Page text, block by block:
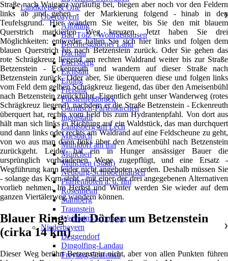
Straße nach Waiganz vorläufig bei, biegen aber noch vor den Feldern
links ab und gehen - der Markierung folgend - hinab in den
Teufelsgrund. Hier wandern Sie weiter, bis Sie den mit blauem
Querstrich markierten Weg kreuzen. Jetzt haben Sie drei
Möglichkeiten: entweder halten Sie sich hier links und folgen dem
blauen Querstrich bis nach Betzenstein zurück. Oder Sie gehen das
rote Schrägkreuz liegend am rechten Waldrand weiter bis zur Straße
Betzenstein - Eckenreuth und wandern auf dieser Straße nach
Betzenstein zurück. Oder aber, Sie überqueren diese und folgen links
vom Feld dem gelben Schrägkreuz liegend, das über den Ameisenbühl
nach Betzenstein zurückführt. Eigentlich geht unser Wanderweg (rotes
Schrägkreuz liegend), nachdem er die Straße Betzenstein - Eckenreuth
überquert hat, rechts vom Feld bis zum Hydrantenpfahl. Von dort aus
hält man sich links in Richtung auf ein Waldstück, das man durchquert
und dann links oder rechts am Waldrand auf eine Feldscheune zu geht,
von wo aus man dann links über den Ameisenbühl nach Betzenstein
zurückgeht. Leider hat ein in Hunger ansässiger Bauer die
ursprünglich vorhandenen Wege zugepflügt, und eine Ersatz -
Wegführung kann leider nicht angeboten werden. Deshalb müssen Sie
- solange das Korn steht - mit einer der drei angegebenen Alternativen
vorlieb nehmen. Im Herbst und Winter werden Sie wieder auf dem
ganzen Viertälerweg wandern können.
Blauer Ring: die Dörfer um Betzenstein
(cirka 14 km)
Dieser Weg berührt Betzenstein nicht, aber von allen Punkten führen
Landkreise & Orte
Oberbayern
❯
Altötting
Bad Tölz - Wolfratshausen
Berchtesgadener Land
Dachau
Ebersberg
Eichstätt
Erding
Freising
Fürstenfeldbruck
Garmisch-Partenkirchen
Ingolstadt
Landsberg am Lech
Miesbach
Mühldorf am Inn
München
München (Stadt)
Neuburg-Schrobenhausen
Pfaffenhofen a. d. Ilm
Rosenheim
Starnberg
Traunstein
Weilheim-Schongau
Niederbayern
❯
Deggendorf
Dingolfing-Landau
Freyung-Grafenau